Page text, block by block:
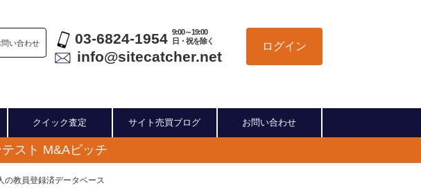
問い合わせ 03-6824-1954 9:00～19:00
日・祝を除く
info@sitecatcher.net
ログイン
クイック査定 サイト売買ブログ お問い合わせ
スト M&Aピッチ
の教員登録済データベース